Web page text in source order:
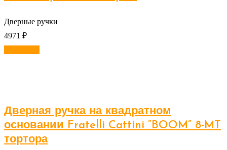
Дверные ручки
4971 ₽
Дверная ручка на квадратном
основании Fratelli Cattini “BOOM” 8-MT
тортора